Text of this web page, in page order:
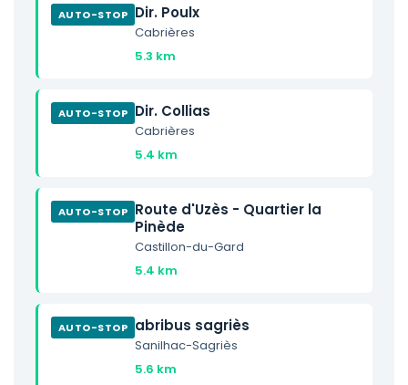
AUTO-STOP Dir. Poulx
Cabrières
5.3 km
AUTO-STOP Dir. Collias
Cabrières
5.4 km
AUTO-STOP Route d'Uzès - Quartier la
Pinède
Castillon-du-Gard
5.4 km
AUTO-STOP abribus sagriès
Sanilhac-Sagriès
5.6 km